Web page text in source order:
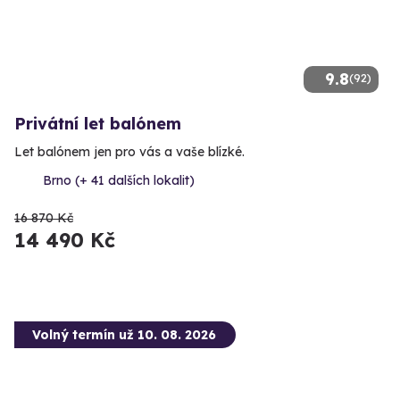
9.8(92)
Privátní let balónem
Let balónem jen pro vás a vaše blízké.
Brno (+ 41 dalších lokalit)
16 870 Kč
14 490 Kč
Volný termín už 10. 08. 2026